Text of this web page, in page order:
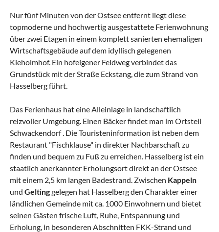
Nur fünf Minuten von der Ostsee entfernt liegt diese
topmoderne und hochwertig ausgestattete Ferienwohnung
über zwei Etagen in einem komplett sanierten ehemaligen
Wirtschaftsgebäude auf dem idyllisch gelegenen
Kieholmhof. Ein hofeigener Feldweg verbindet das
Grundstück mit der Straße Eckstang, die zum Strand von
Hasselberg führt.
Das Ferienhaus hat eine Alleinlage in landschaftlich
reizvoller Umgebung. Einen Bäcker findet man im Ortsteil
Schwackendorf . Die Touristeninformation ist neben dem
Restaurant "Fischklause" in direkter Nachbarschaft zu
finden und bequem zu Fuß zu erreichen. Hasselberg ist ein
staatlich anerkannter Erholungsort direkt an der Ostsee
mit einem 2,5 km langen Badestrand. Zwischen Kappeln
und Geltinggelegen hat Hasselberg den Charakter einer
ländlichen Gemeinde mit ca. 1000 Einwohnern und bietet
seinen Gästen frische Luft, Ruhe, Entspannung und
Erholung, in besonderen Abschnitten FKK-Strand und